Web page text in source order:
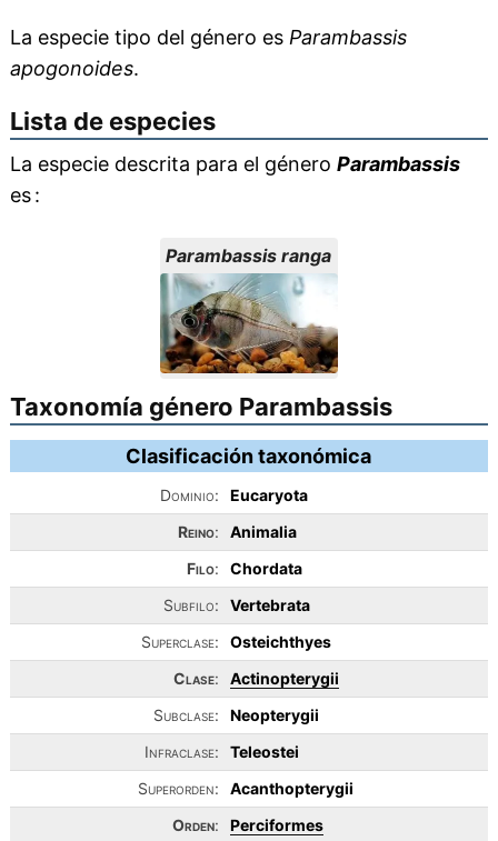
La especie tipo del género es Parambassis
apogonoides.
Lista de especies
La especie descrita para el género Parambassis
es :
Parambassis ranga
Taxonomía género Parambassis
Clasificación taxonómica
Dominio:
Eucaryota
Reino:
Animalia
Filo:
Chordata
Subfilo:
Vertebrata
Superclase:
Osteichthyes
Clase:
Actinopterygii
Subclase:
Neopterygii
Infraclase:
Teleostei
Superorden:
Acanthopterygii
Orden: Perciformes